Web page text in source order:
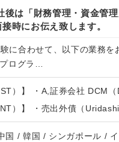
後は「財務管理・資金
時にお伝え致します。
験に合わせて、以下の業務
ログラ…
）】 ・A,証券会社 DCM
）】 ・売出外債（
国 / 韓国 / シンガポール /